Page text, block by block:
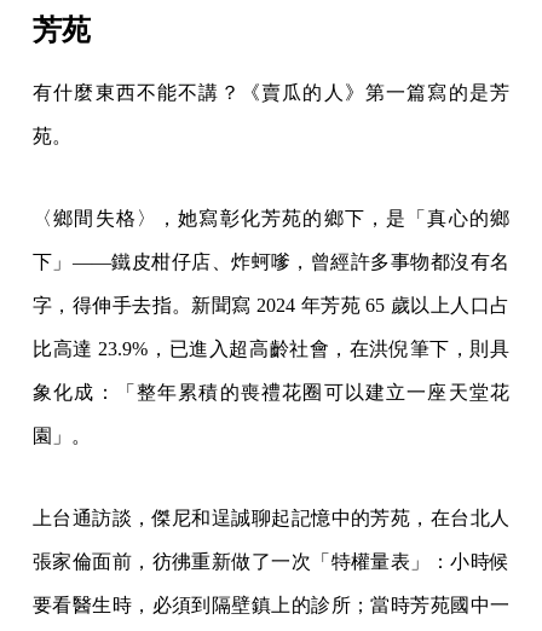
芳苑
有什麼東西不能不講？《賣瓜的人》第一篇寫的是芳
苑。
〈鄉間失格〉，她寫彰化芳苑的鄉下，是「真心的鄉
下」——鐵皮柑仔店、炸蚵嗲，曾經許多事物都沒有名
字，得伸手去指。新聞寫 2024 年芳苑 65 歲以上人口占
比高達 23.9%，已進入超高齡社會，在洪倪筆下，則具
象化成：「整年累積的喪禮花圈可以建立一座天堂花
園」。
上台通訪談，傑尼和逞誠聊起記憶中的芳苑，在台北人
張家倫面前，彷彿重新做了一次「特權量表」：小時候
要看醫生時，必須到隔壁鎮上的診所；當時芳苑國中一